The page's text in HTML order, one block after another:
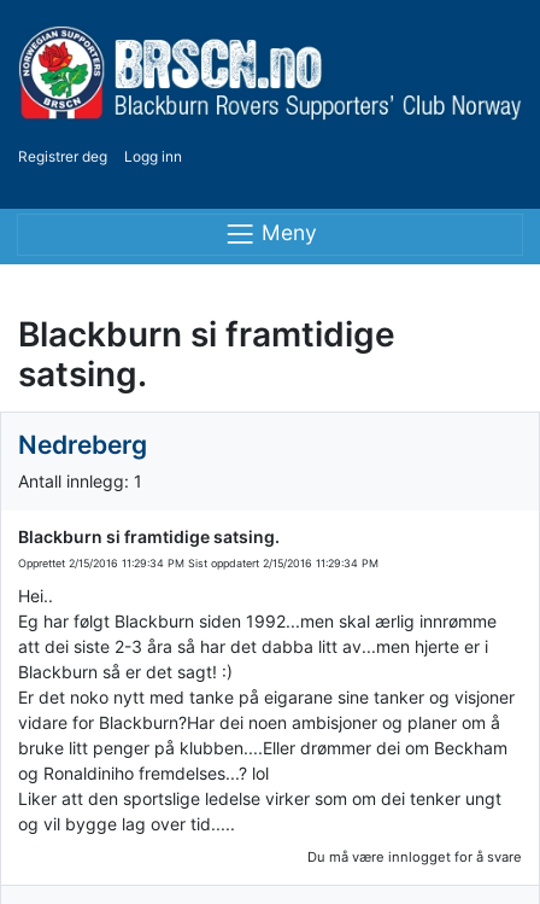
Registrer deg Logg inn
Meny
Blackburn si framtidige
satsing.
Nedreberg
Antall innlegg: 1
Blackburn si framtidige satsing.
Opprettet 2/15/2016 11:29:34 PM Sist oppdatert 2/15/2016 11:29:34 PM
Hei..
Eg har følgt Blackburn siden 1992...men skal ærlig innrømme
att dei siste 2-3 åra så har det dabba litt av...men hjerte er i
Blackburn så er det sagt! :)
Er det noko nytt med tanke på eigarane sine tanker og visjoner
vidare for Blackburn?Har dei noen ambisjoner og planer om å
bruke litt penger på klubben....Eller drømmer dei om Beckham
og Ronaldiniho fremdelses...? lol
Liker att den sportslige ledelse virker som om dei tenker ungt
og vil bygge lag over tid.....
Du må være innlogget for å svare